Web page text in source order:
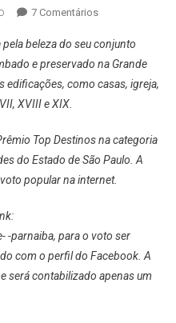
7 ComentáriosEm
De
Parnaíba
Concorre
Top
Destinos
2021
beleza do seu conjunto
e preservado na Grande
edificações, como casas, igreja,
XVIII e XIX.
Top Destinos na categoria
do Estado de São Paulo. A
popular na internet.
parnaiba, para o voto ser
com o perfil do Facebook. A
será contabilizado apenas um